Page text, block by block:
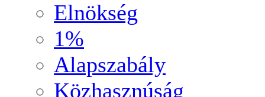
Elnökség
1%
Alapszabály
Közhasznúság